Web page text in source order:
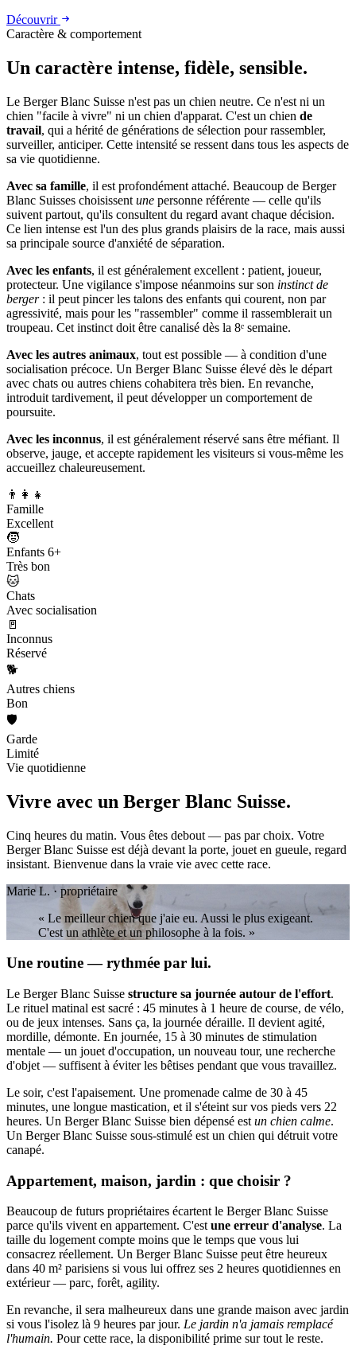
Découvrir
Caractère & comportement
Un caractère intense, fidèle, sensible.
Le Berger Blanc Suisse n'est pas un chien neutre. Ce n'est ni un
chien "facile à vivre" ni un chien d'apparat. C'est un chien de
travail, qui a hérité de générations de sélection pour rassembler,
surveiller, anticiper. Cette intensité se ressent dans tous les aspects de
sa vie quotidienne.
Avec sa famille, il est profondément attaché. Beaucoup de Berger
Blanc Suisses choisissent une personne référente — celle qu'ils
suivent partout, qu'ils consultent du regard avant chaque décision.
Ce lien intense est l'un des plus grands plaisirs de la race, mais aussi
sa principale source d'anxiété de séparation.
Avec les enfants, il est généralement excellent : patient, joueur,
protecteur. Une vigilance s'impose néanmoins sur son instinct de
berger: il peut pincer les talons des enfants qui courent, non par
agressivité, mais pour les "rassembler" comme il rassemblerait un
troupeau. Cet instinct doit être canalisé dès la 8ᵉ semaine.
Avec les autres animaux, tout est possible — à condition d'une
socialisation précoce. Un Berger Blanc Suisse élevé dès le départ
avec chats ou autres chiens cohabitera très bien. En revanche,
introduit tardivement, il peut développer un comportement de
poursuite.
Avec les inconnus, il est généralement réservé sans être méfiant. Il
observe, jauge, et accepte rapidement les visiteurs si vous-même les
accueillez chaleureusement.
👨‍👩‍👧
Famille
Excellent
🧒
Enfants 6+
Très bon
🐱
Chats
Avec socialisation
🚪
Inconnus
Réservé
🐕
Autres chiens
Bon
🛡️
Garde
Limité
Vie quotidienne
Vivre avec un Berger Blanc Suisse.
Cinq heures du matin. Vous êtes debout — pas par choix. Votre
Berger Blanc Suisse est déjà devant la porte, jouet en gueule, regard
insistant. Bienvenue dans la vraie vie avec cette race.
Marie L. · propriétaire
« Le meilleur chien que j'aie eu. Aussi le plus exigeant.
C'est un athlète et un philosophe à la fois. »
Une routine — rythmée par lui.
Le Berger Blanc Suisse structure sa journée autour de l'effort.
Le rituel matinal est sacré : 45 minutes à 1 heure de course, de vélo,
ou de jeux intenses. Sans ça, la journée déraille. Il devient agité,
mordille, démonte. En journée, 15 à 30 minutes de stimulation
mentale — un jouet d'occupation, un nouveau tour, une recherche
d'objet — suffisent à éviter les bêtises pendant que vous travaillez.
Le soir, c'est l'apaisement. Une promenade calme de 30 à 45
minutes, une longue mastication, et il s'éteint sur vos pieds vers 22
heures. Un Berger Blanc Suisse bien dépensé est un chien calme.
Un Berger Blanc Suisse sous-stimulé est un chien qui détruit votre
canapé.
Appartement, maison, jardin : que choisir ?
Beaucoup de futurs propriétaires écartent le Berger Blanc Suisse
parce qu'ils vivent en appartement. C'estune erreur d'analyse. La
taille du logement compte moins que le temps que vous lui
consacrez réellement. Un Berger Blanc Suisse peut être heureux
dans 40 m² parisiens si vous lui offrez ses 2 heures quotidiennes en
extérieur — parc, forêt, agility.
En revanche, il sera malheureux dans une grande maison avec jardin
si vous l'isolez là 9 heures par jour. Le jardin n'a jamais remplacé
l'humain. Pour cette race, la disponibilité prime sur tout le reste.